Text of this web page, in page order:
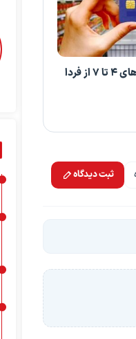
کالابرگ دهک‌های ۴ تا ۷ از فردا
ثبت دیدگاه